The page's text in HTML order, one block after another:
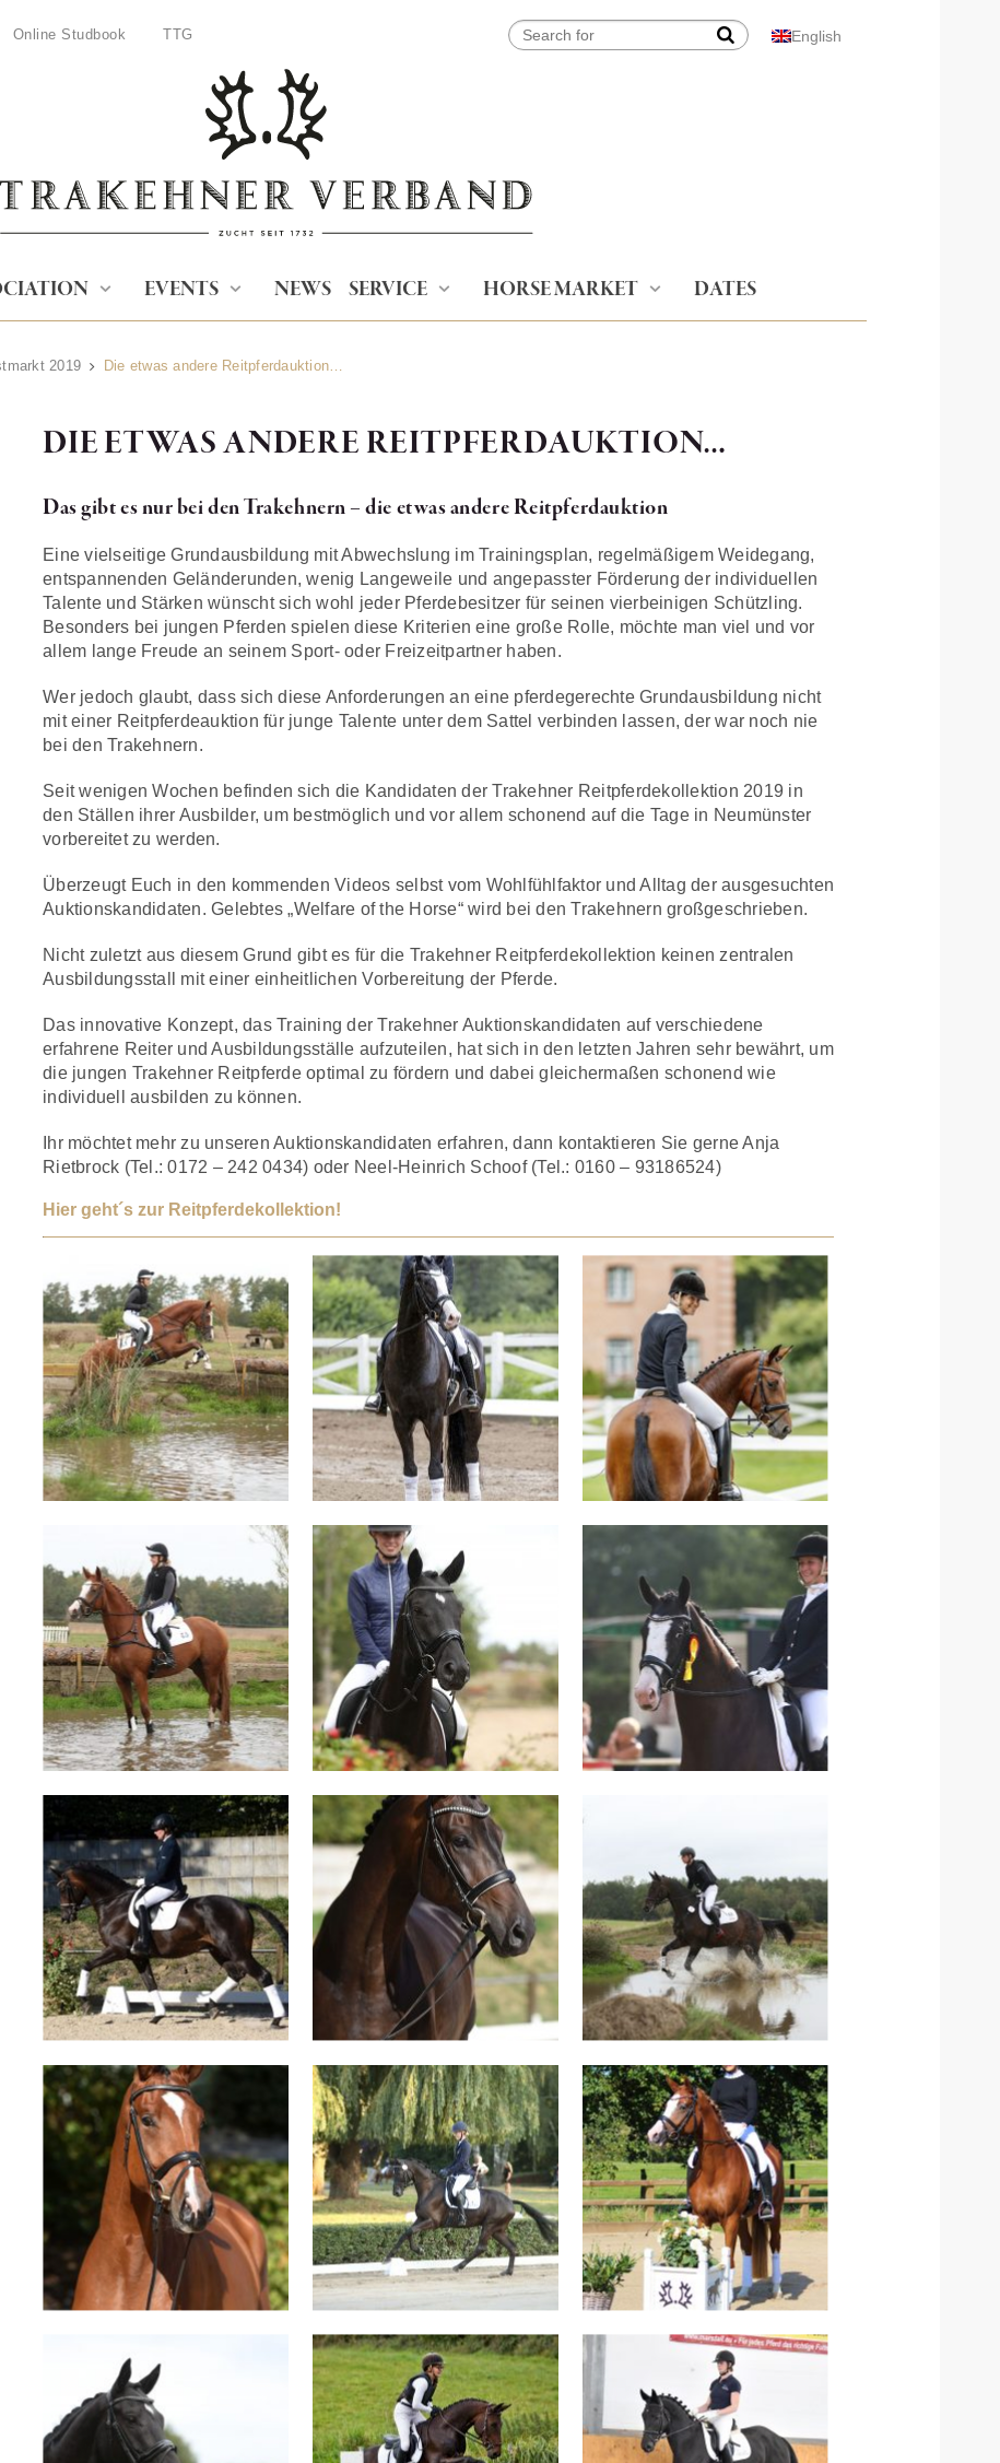
Online Studbook TTG English
EVENTS NEWS SERVICE HORSE MARKET DATES
2019 Die etwas andere Reitpferdauktion…
DIE ETWAS ANDERE REITPFERDAUKTION…
Das gibt es nur bei den Trakehnern – die etwas andere Reitpferdauktion
Eine vielseitige Grundausbildung mit Abwechslung im Trainingsplan, regelmäßigem Weidegang,
entspannenden Geländerunden, wenig Langeweile und angepasster Förderung der individuellen
Talente und Stärken wünscht sich wohl jeder Pferdebesitzer für seinen vierbeinigen Schützling.
Besonders bei jungen Pferden spielen diese Kriterien eine große Rolle, möchte man viel und vor
allem lange Freude an seinem Sport- oder Freizeitpartner haben.
Wer jedoch glaubt, dass sich diese Anforderungen an eine pferdegerechte Grundausbildung nicht
mit einer Reitpferdeauktion für junge Talente unter dem Sattel verbinden lassen, der war noch nie
bei den Trakehnern.
Seit wenigen Wochen befinden sich die Kandidaten der Trakehner Reitpferdekollektion 2019 in
den Ställen ihrer Ausbilder, um bestmöglich und vor allem schonend auf die Tage in Neumünster
vorbereitet zu werden.
Überzeugt Euch in den kommenden Videos selbst vom Wohlfühlfaktor und Alltag der ausgesuchten
Auktionskandidaten. Gelebtes „Welfare of the Horse“ wird bei den Trakehnern großgeschrieben.
Nicht zuletzt aus diesem Grund gibt es für die Trakehner Reitpferdekollektion keinen zentralen
Ausbildungsstall mit einer einheitlichen Vorbereitung der Pferde.
Das innovative Konzept, das Training der Trakehner Auktionskandidaten auf verschiedene
erfahrene Reiter und Ausbildungsställe aufzuteilen, hat sich in den letzten Jahren sehr bewährt, um
die jungen Trakehner Reitpferde optimal zu fördern und dabei gleichermaßen schonend wie
individuell ausbilden zu können.
Ihr möchtet mehr zu unseren Auktionskandidaten erfahren, dann kontaktieren Sie gerne Anja
Rietbrock (Tel.: 0172 – 242 0434) oder Neel-Heinrich Schoof (Tel.: 0160 – 93186524)
Hier geht´s zur Reitpferdekollektion!